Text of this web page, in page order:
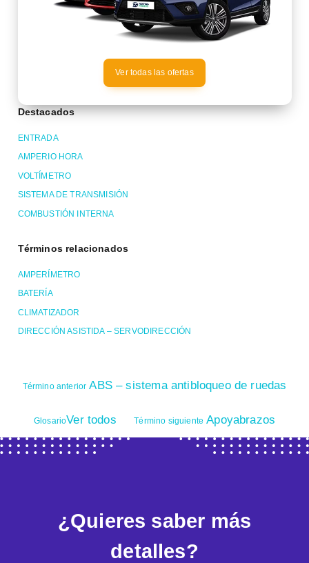
Ver todas las ofertas
Destacados
ENTRADA
AMPERIO HORA
VOLTÍMETRO
SISTEMA DE TRANSMISIÓN
COMBUSTIÓN INTERNA
Términos relacionados
AMPERÍMETRO
BATERÍA
CLIMATIZADOR
DIRECCIÓN ASISTIDA – SERVODIRECCIÓN
Término anterior ABS – sistema antibloqueo de ruedas
GlosarioVer todos Término siguiente Apoyabrazos
¿Quieres saber más
detalles?